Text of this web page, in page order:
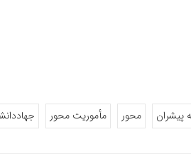
پیشران محور مأموریت محور